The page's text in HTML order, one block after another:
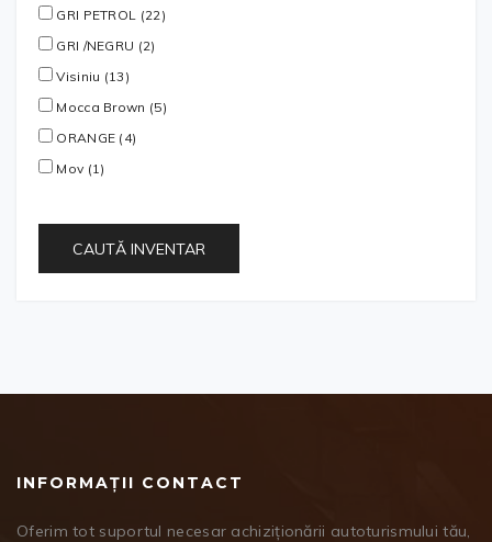
GRI PETROL (22)
GRI /NEGRU (2)
Visiniu (13)
Mocca Brown (5)
ORANGE (4)
Mov (1)
CAUTĂ INVENTAR
INFORMAȚII CONTACT
Oferim tot suportul necesar achiziționării autoturismului tău,